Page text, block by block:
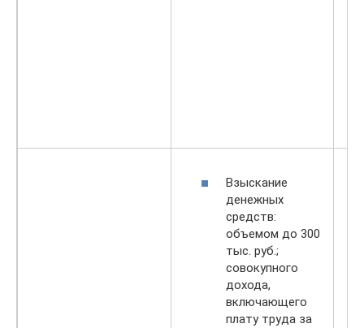
Взыскание
денежных
средств:
объемом до 300
тыс. руб.;
совокупного
дохода,
включающего
плату труда за